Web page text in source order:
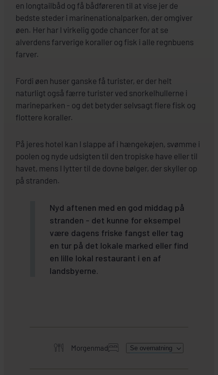
en longtailbåd og få bådføreren til at vise jer de
bedste steder i marinenationalparken, der omgiver
øen. Her har I virkelig gode chancer for at se
alverdens farverige koraller og fisk i alle regnbuens
farver.
Fordi øen huser ganske få turister, er der helt
naturligt også færre turister ved snorkelhullerne i
marineparken - og det betyder selvsagt flere fisk og
flottere koraller.
På jeres hotel kan I slappe af i hængekøjen, svømme i
poolen og nyde udsigten til den tropiske have eller til
havet, mens I lytter til de dovne bølger, der skyller op
på stranden.
Nyd aftenen med en god middag på
stranden - det kunne for eksempel
være dagens friske fangst eller tag
en tur på det lokale marked eller find
en lille lokal restaurant i en af
landsbyerne.
Morgenmad Se overnatning